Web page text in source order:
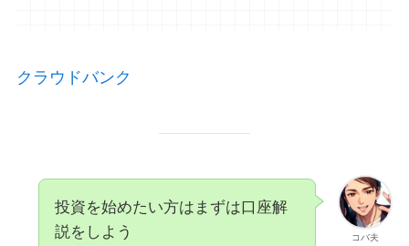
クラウドバンク
コバ夫
投資を始めたい方はまずは口座解
説をしよう